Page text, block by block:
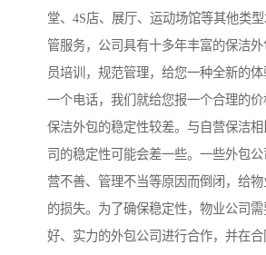
堂、4S店、展厅、运动场馆等其他类
管服务，公司具有十多年丰富的保洁
员培训，规范管理，给您一种全新的
一个电话，我们就给您报一个合理的价
保洁外包的稳定性较差。与自营保洁
司的稳定性可能会差一些。一些外包
营不善、管理不当等原因而倒闭，给
的损失。为了确保稳定性，物业公司
好、实力的外包公司进行合作，并在